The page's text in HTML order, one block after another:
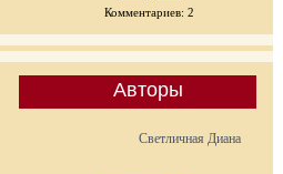
Комментариев: 2
Авторы
Светличная Диана